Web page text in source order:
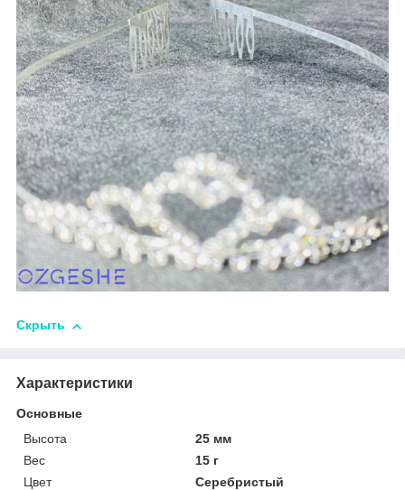
Скрыть
Характеристики
Основные
Высота
25 мм
Вес
15 г
Цвет
Серебристый